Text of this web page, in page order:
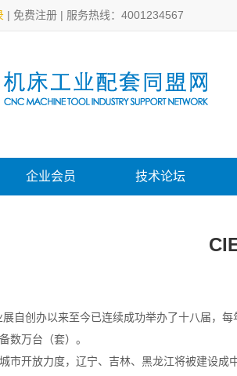
| 免费注册 | 服务热线：4001234567
企业会员 技术论坛
自创办以来至今已连续成功举办了十八届，
数万台（套）。
市开放力度，辽宁、吉林、黑龙江将被建设